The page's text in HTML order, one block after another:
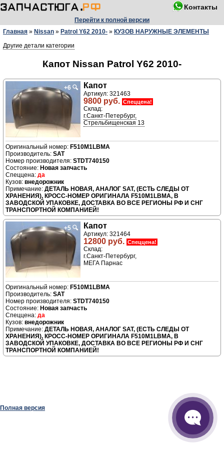
Контакты
Перейти к полной версии
Главная » Nissan » Patrol Y62 2010- » КУЗОВ НАРУЖНЫЕ ЭЛЕМЕНТЫ
Другие детали категории
Капот Nissan Patrol Y62 2010-
+6 🔍 Капот
Артикул: 321463
9800 руб. Спеццена!
Склад:
г.Санкт-Петербург,
Стрельбищенская 13
F510M1LBMA
Производитель: SAT
Номер производителя: STDT740150
Новая запчасть
да
внедорожник
ДЕТАЛЬ НОВАЯ, АНАЛОГ SAT, (ЕСТЬ СЛЕДЫ ОТ
ХРАНЕНИЯ), КРОСС-НОМЕР ОРИГИНАЛА F510M1LBMA, В
ЗАВОДСКОЙ УПАКОВКЕ, ДОСТАВКА ВО ВСЕ РЕГИОНЫ РФ И СНГ
ТРАНСПОРТНОЙ КОМПАНИЕЙ!
+5 🔍 Капот
Артикул: 321464
12800 руб. Спеццена!
Склад:
г.Санкт-Петербург,
МЕГА Парнас
F510M1LBMA
Производитель: SAT
Номер производителя: STDT740150
Новая запчасть
да
внедорожник
ДЕТАЛЬ НОВАЯ, АНАЛОГ SAT, (ЕСТЬ СЛЕДЫ ОТ
ХРАНЕНИЯ), КРОСС-НОМЕР ОРИГИНАЛА F510M1LBMA, В
ЗАВОДСКОЙ УПАКОВКЕ, ДОСТАВКА ВО ВСЕ РЕГИОНЫ РФ И СНГ
ТРАНСПОРТНОЙ КОМПАНИЕЙ!
Полная версия